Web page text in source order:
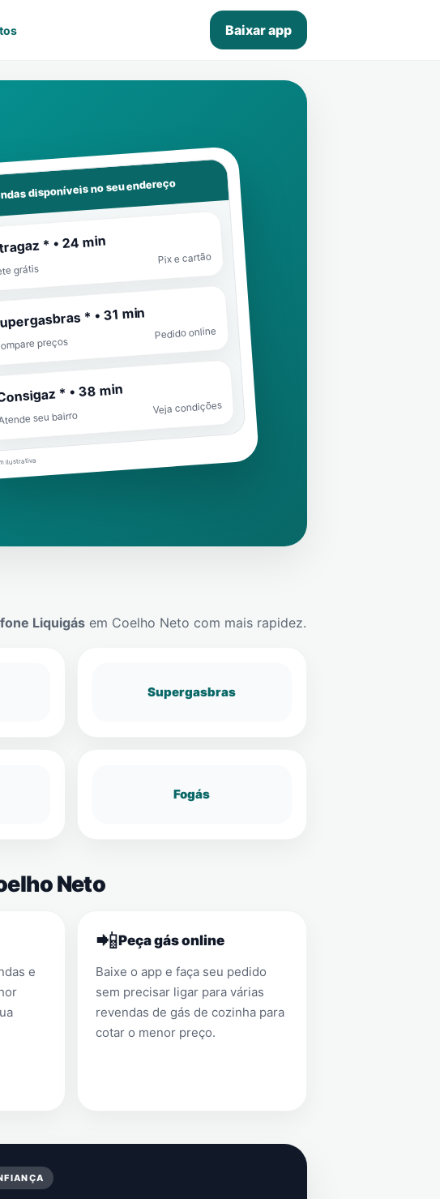
Baixar app
disponíveis no seu endereço
* • 24 min
grátis
Pix e cartão
* • 31 min
preços
Pedido online
* • 38 min
Atende seu bairro
Veja condições
ilustrativa
Liquigás em Coelho Neto com mais rapidez.
Supergasbras
Fogás
Neto
e
📲Peça gás online
Baixe o app e faça seu pedido
sem precisar ligar para várias
revendas de gás de cozinha para
cotar o menor preço.